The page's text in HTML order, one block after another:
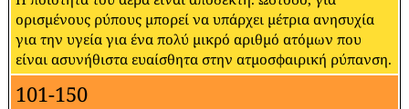
ορισμένους ρύπους μπορεί να υπάρχει μέτρια ανησυχία
για την υγεία για ένα πολύ μικρό αριθμό ατόμων που
είναι ασυνήθιστα ευαίσθητα στην ατμοσφαιρική ρύπανση.
101-150